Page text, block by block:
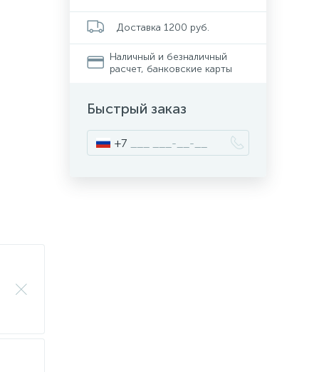
Доставка 1200 руб.
Наличный и безналичный
расчет, банковские карты
Быстрый заказ
+7